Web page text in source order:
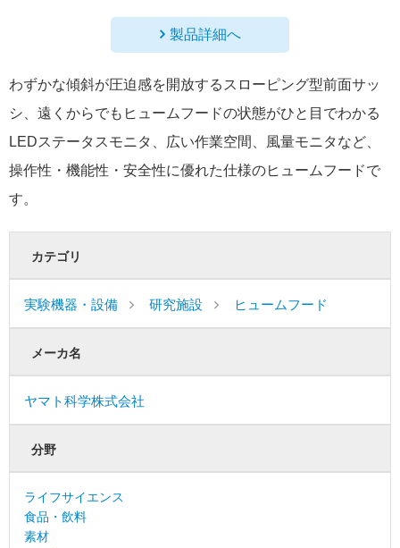
製品詳細へ
わずかな傾斜が圧迫感を開放するスローピング型前面サッ
シ、遠くからでもヒュームフードの状態がひと目でわかる
LEDステータスモニタ、広い作業空間、風量モニタなど、
操作性・機能性・安全性に優れた仕様のヒュームフードで
す。
カテゴリ
実験機器・設備 研究施設 ヒュームフード
メーカ名
ヤマト科学株式会社
分野
ライフサイエンス
食品・飲料
素材